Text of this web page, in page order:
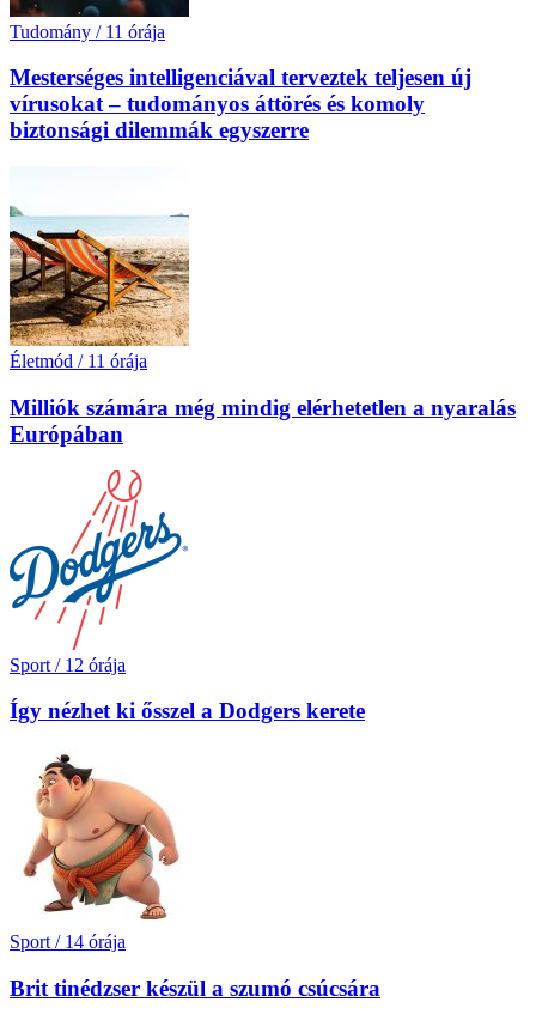
Tudomány / 11 órája
Mesterséges intelligenciával terveztek teljesen új
vírusokat – tudományos áttörés és komoly
biztonsági dilemmák egyszerre
Életmód / 11 órája
Milliók számára még mindig elérhetetlen a nyaralás
Európában
Sport / 12 órája
Így nézhet ki ősszel a Dodgers kerete
Sport / 14 órája
Brit tinédzser készül a szumó csúcsára